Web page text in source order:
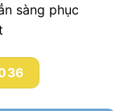
sàng phục